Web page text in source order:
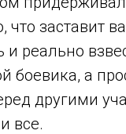
заставит
боевика, а
другими
все.